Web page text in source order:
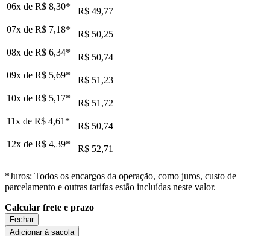
06x de R$ 8,30*
R$ 49,77
07x de R$ 7,18*
R$ 50,25
08x de R$ 6,34*
R$ 50,74
09x de R$ 5,69*
R$ 51,23
10x de R$ 5,17*
R$ 51,72
11x de R$ 4,61 *
R$ 50,74
12x de R$ 4,39* R$ 52,71
*Juros: Todos os encargos da operação, como juros, custo de
parcelamento e outras tarifas estão incluídas neste valor.
Calcular frete e prazo
Fechar
Adicionar à sacola